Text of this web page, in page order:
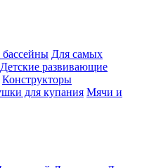
Для самых
Детские развивающие
Конструкторы
для купания Мячи и